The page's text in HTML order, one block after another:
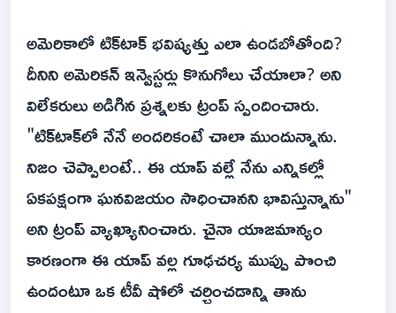
అమెరికాలో టిక్‌టాక్ భవిష్యత్తు ఎలా ఉండబోతోంది?
దీనిని అమెరికన్ ఇన్వెస్టర్లు కొనుగోలు చేయాలా? అని
విలేకరులు అడిగిన ప్రశ్నలకు ట్రంప్ స్పందించారు.
"టిక్‌టాక్‌లో నేనే అందరికంటే చాలా ముందున్నాను.
నిజం చెప్పాలంటే.. ఈ యాప్ వల్లే నేను ఎన్నికల్లో
ఏకపక్షంగా ఘనవిజయం సాధించానని భావిస్తున్నాను"
అని ట్రంప్ వ్యాఖ్యానించారు. చైనా యాజమాన్యం
కారణంగా ఈ యాప్ వల్ల గూఢచర్య ముప్పు పొంచి
ఉందంటూ ఒక టీవీ షోలో చర్చించడాన్ని తాను